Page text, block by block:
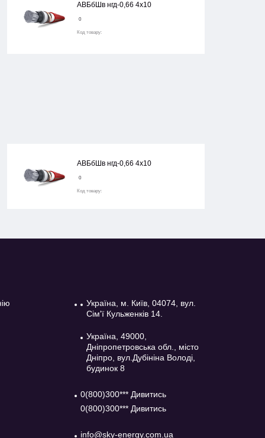
АВБбШв нгд-0,66 4х10
0
Код товару:
АВБбШв нгд-0,66 4х10
0
Код товару:
Україна, м. Київ, 04074, вул.
Сім'ї Кульженків 14.
Україна, 49000,
Дніпропетровська обл., місто
Дніпро, вул.Дубініна Володі,
будинок 8
0(800)300*** Дивитись
0(800)300*** Дивитись
info@sky-energy.com.ua